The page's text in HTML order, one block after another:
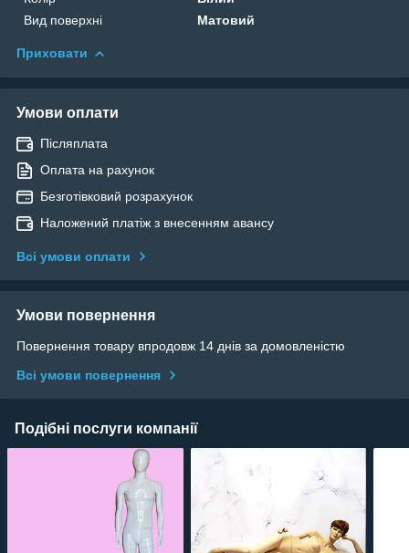
Вид поверхні
Матовий
Приховати
Умови оплати
Післяплата
Оплата на рахунок
Безготівковий розрахунок
Наложений платіж з внесенням авансу
Всі умови оплати
Умови повернення
Повернення товару впродовж 14 днів за домовленістю
Всі умови повернення
Подібні послуги компанії